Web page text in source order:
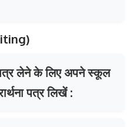
लेने के लिए अपने स्कूल
पत्र लिखें :